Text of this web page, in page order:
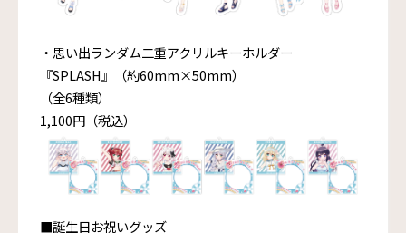
・思い出ランダム二重アクリルキーホルダー
『SPLASH』（約60mm×50mm）
（全6種類）
1,100円（税込）
■誕生日お祝いグッズ